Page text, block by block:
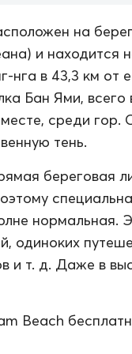
на
и находится
нга в 43,3 км от
Бан Ями,
среди
тень.
береговая
нормальная.
одиноких
и т. д. Даже в
Beach